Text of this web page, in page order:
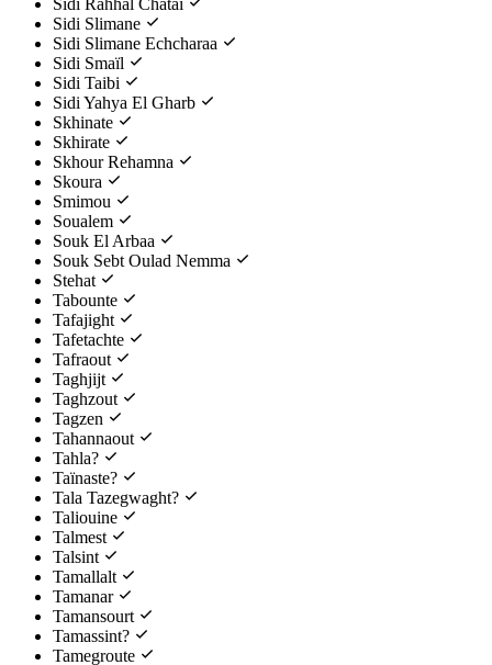
Sidi Rahhal Chataï
Sidi Slimane
Sidi Slimane Echcharaa
Sidi Smaïl
Sidi Taibi
Sidi Yahya El Gharb
Skhinate
Skhirate
Skhour Rehamna
Skoura
Smimou
Soualem
Souk El Arbaa
Souk Sebt Oulad Nemma
Stehat
Tabounte
Tafajight
Tafetachte
Tafraout
Taghjijt
Taghzout
Tagzen
Tahannaout
Tahla?
Taïnaste?
Tala Tazegwaght?
Taliouine
Talmest
Talsint
Tamallalt
Tamanar
Tamansourt
Tamassint?
Tamegroute